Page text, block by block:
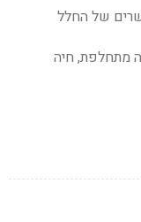
של החלל
מתחלפת, חיה